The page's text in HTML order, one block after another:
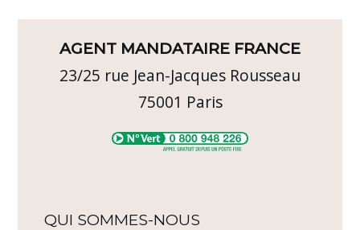
AGENT MANDATAIRE FRANCE
23/25 rue Jean-Jacques Rousseau
75001 Paris
QUI SOMMES-NOUS